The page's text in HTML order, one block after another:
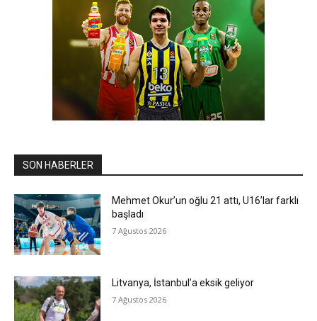
SON HABERLER
Mehmet Okur’un oğlu 21 attı, U16’lar farklı
başladı
7 Ağustos 2026
Litvanya, İstanbul’a eksik geliyor
7 Ağustos 2026